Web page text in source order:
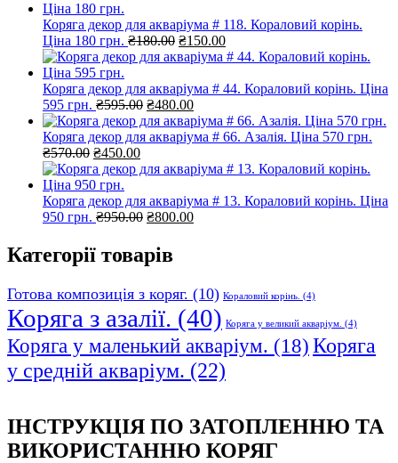
Коряга декор для акваріума # 118. Кораловий корінь.
Ціна 180 грн. ₴180.00 Оригінальна
ціна:
₴150.00Поточна
ціна:
Коряга декор для акваріума # 44. Кораловий корінь. Ціна
595 грн. ₴595.00 Оригінальна
ціна:
₴595.00.
₴480.00Поточна
ціна:
₴480.00.
Коряга декор для акваріума # 66. Азалія. Ціна 570 грн.
₴570.00 Оригінальна
ціна:
₴570.00.
₴450.00Поточна
ціна:
Коряга декор для акваріума # 13. Кораловий корінь. Ціна
950 грн. ₴950.00 Оригінальна
₴950.00.
₴800.00Поточна
Категорії товарів
Готова композиція з коряг. (10) Кораловий корінь. (4)
Коряга з азалії. (40) Коряга у великий акваріум. (4)
Коряга у маленький акваріум. (18) Коряга
у средній акваріум. (22)
ІНСТРУКЦІЯ ПО ЗАТОПЛЕННЮ ТА
ВИКОРИСТАННЮ КОРЯГ